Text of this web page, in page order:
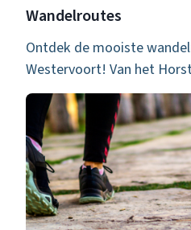
Wandelroutes
Ontdek de mooiste
Westervoort! Van het